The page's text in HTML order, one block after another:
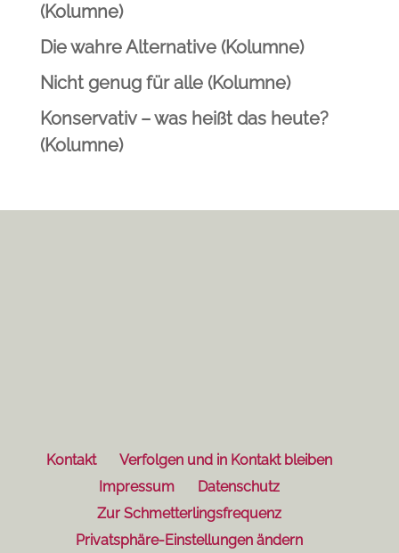
(Kolumne)
Die wahre Alternative (Kolumne)
Nicht genug für alle (Kolumne)
Konservativ – was heißt das heute?
(Kolumne)
Kontakt
Verfolgen und in Kontakt bleiben
Impressum
Datenschutz
Zur Schmetterlingsfrequenz
Privatsphäre-Einstellungen ändern